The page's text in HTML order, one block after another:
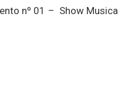
nº 01 – Show